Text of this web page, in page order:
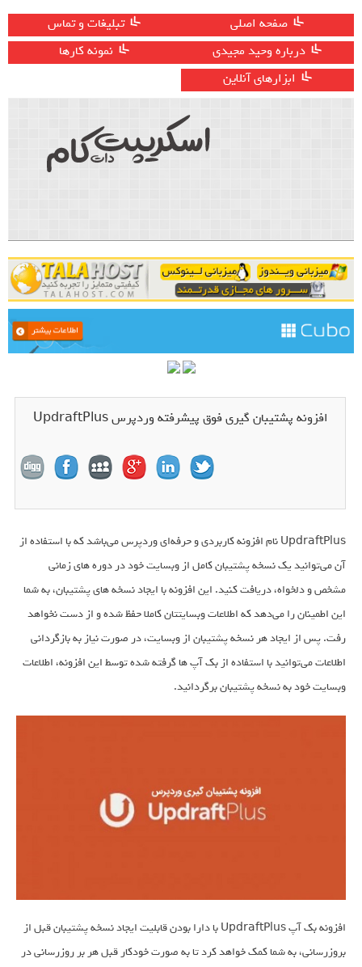
صفحه اصلی
تبلیغات و تماس
درباره وحید مجیدی
نمونه کارها
ابزارهای آنلاین
افزونه پشتیبان گیری فوق پیشرفته وردپرس UpdraftPlus
UpdraftPlus نام افزونه کاربردی و حرفه‌ای وردپرس می‌باشد که با استفاده از
آن می‌توانید یک نسخه پشتیبان کامل از وبسایت خود در دوره های زمانی
مشخص و دلخواه، دریافت کنید. این افزونه با ایجاد نسخه های پشتیبان، به شما
این اطمینان را می‌دهد که اطلاعات وبسایتتان کاملا حفظ شده و از دست نخواهد
رفت. پس از ایجاد هر نسخه پشتیبان از وبسایت، در صورت نیاز به بازگردانی
اطلاعات می‌توانید با استفاده از بک آپ ها گرفته شده توسط این افزونه، اطلاعات
وبسایت خود به نسخه پشتیبان برگردانید.
افزونه بک آپ UpdraftPlus با دارا بودن قابلیت ایجاد نسخه پشتیبان قبل از
بروزرسانی، به شما کمک خواهد کرد تا به صورت خودکار قبل هر بر روزرسانی در